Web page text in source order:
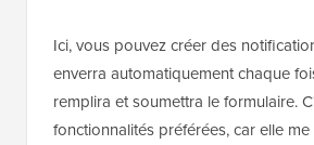
Ici, vous pouvez créer des
enverra automatiquement chaque
remplira et soumettra le formulaire.
fonctionnalités préférées, car elle